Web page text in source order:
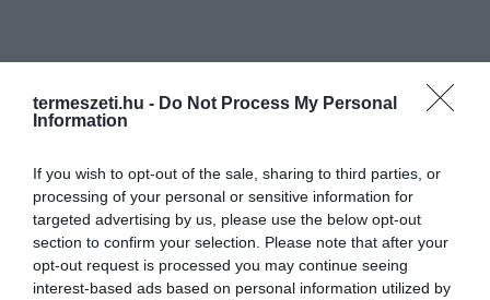
termeszeti.hu - Do Not Process My Personal
Information
If you wish to opt-out of the sale, sharing to third parties, or
processing of your personal or sensitive information for
targeted advertising by us, please use the below opt-out
section to confirm your selection. Please note that after your
opt-out request is processed you may continue seeing
interest-based ads based on personal information utilized by